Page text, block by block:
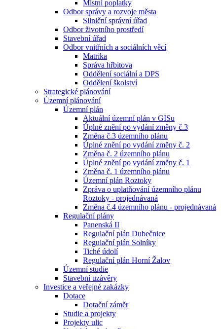
Místní poplatky
Odbor správy a rozvoje města
Silniční správní úřad
Odbor životního prostředí
Stavební úřad
Odbor vnitřních a sociálních věcí
Matrika
Správa hřbitova
Oddělení sociální a DPS
Oddělení školství
Strategické plánování
Územní plánování
Územní plán
Aktuální územní plán v GISu
Úplné znění po vydání změny č.3
Změna č.3 územního plánu
Úplné znění po vydání změny č. 2
Změna č. 2 územního plánu
Úplné znění po vydání změny č. 1
Změna č. 1 územního plánu
Územní plán Roztoky
Zpráva o uplatňování územního plánu
Roztoky - projednávaná
Změna č.4 územního plánu - projednávaná
Regulační plány
Panenská II
Regulační plán Dubečnice
Regulační plán Solníky
Tiché údolí
Regulační plán Horní Žalov
Územní studie
Stavební uzávěry
Investice a veřejné zakázky
Dotace
Dotační záměr
Studie a projekty
Projekty ulic